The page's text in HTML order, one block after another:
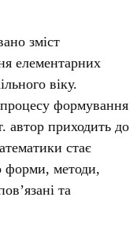
зміст
елементарних
віку.
процесу формування
автор приходить до
стає
форми, методи,
та